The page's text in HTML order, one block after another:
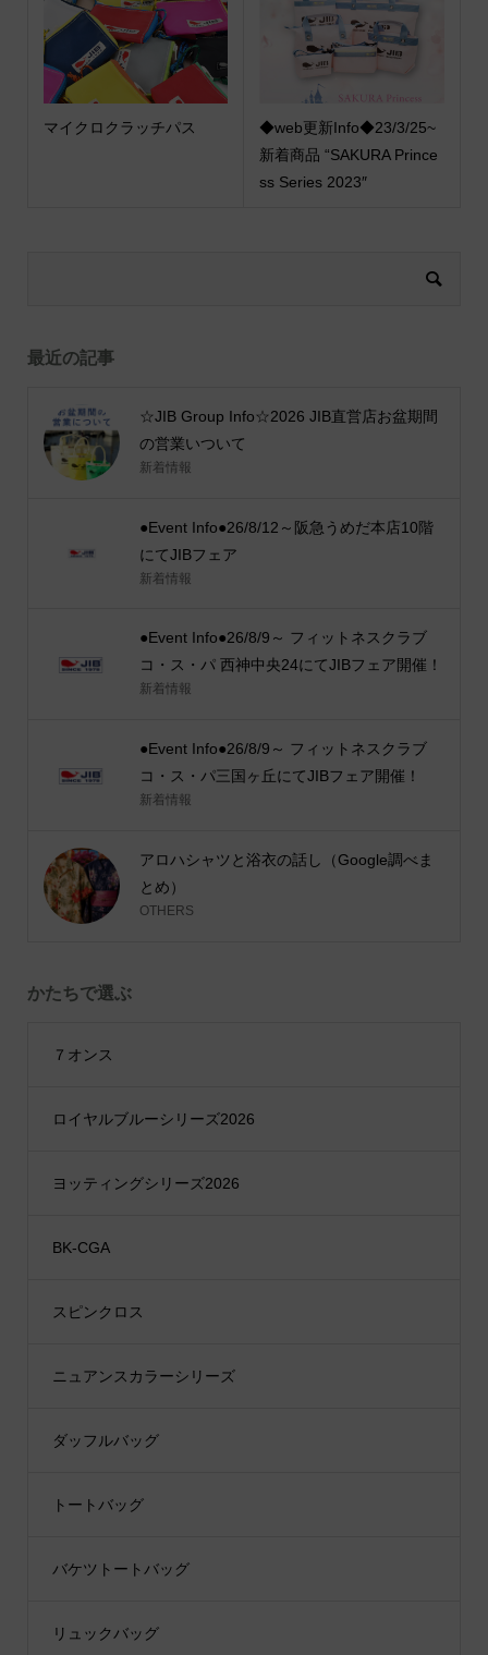
マイクロクラッチパス
◆web更新Info◆23/3/25~
新着商品 “SAKURA Prince
ss Series 2023″
最近の記事
☆JIB Group Info☆2026 JIB直営店お盆期間
の営業いついて
新着情報
●Event Info●26/8/12～阪急うめだ本店10階
にてJIBフェア
新着情報
●Event Info●26/8/9～ フィットネスクラブ
コ・ス・パ 西神中央24にてJIBフェア開催！
新着情報
●Event Info●26/8/9～ フィットネスクラブ
コ・ス・パ三国ヶ丘にてJIBフェア開催！
新着情報
アロハシャツと浴衣の話し（Google調べま
とめ）
OTHERS
かたちで選ぶ
７オンス
ロイヤルブルーシリーズ2026
ヨッティングシリーズ2026
BK-CGA
スピンクロス
ニュアンスカラーシリーズ
ダッフルバッグ
トートバッグ
バケツトートバッグ
リュックバッグ